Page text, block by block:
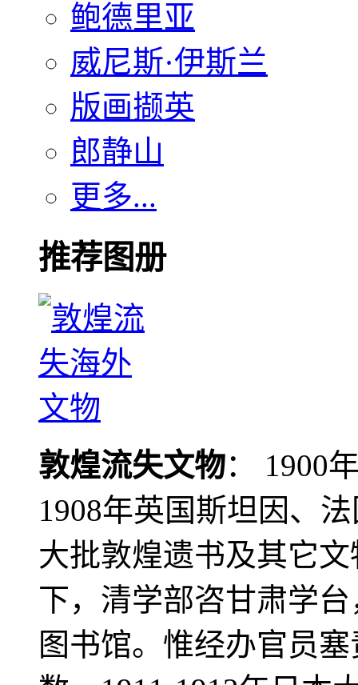
鲍德里亚
威尼斯·伊斯兰
版画撷英
郎静山
更多...
推荐图册
敦煌流失文物： 1900
1908年英国斯坦因、
大批敦煌遗书及其它
下，清学部咨甘肃学
图书馆。惟经办官员